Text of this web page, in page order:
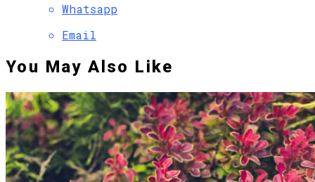
Whatsapp
Email
You May Also Like